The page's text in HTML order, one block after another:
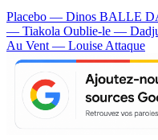
Placebo — Dinos BALLE
— Tiakola Oublie-le —
Au Vent — Louise Attaque